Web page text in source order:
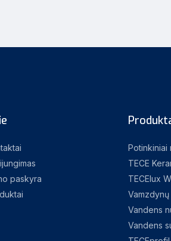
paskyra
Potinkiniai
TECE
TECElux
Vandens
Vandens